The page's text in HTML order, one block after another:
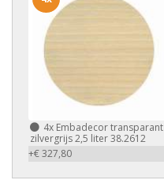
4x Embadecor transparant
zilvergrijs 2,5 liter 38.2612
+€ 327,80